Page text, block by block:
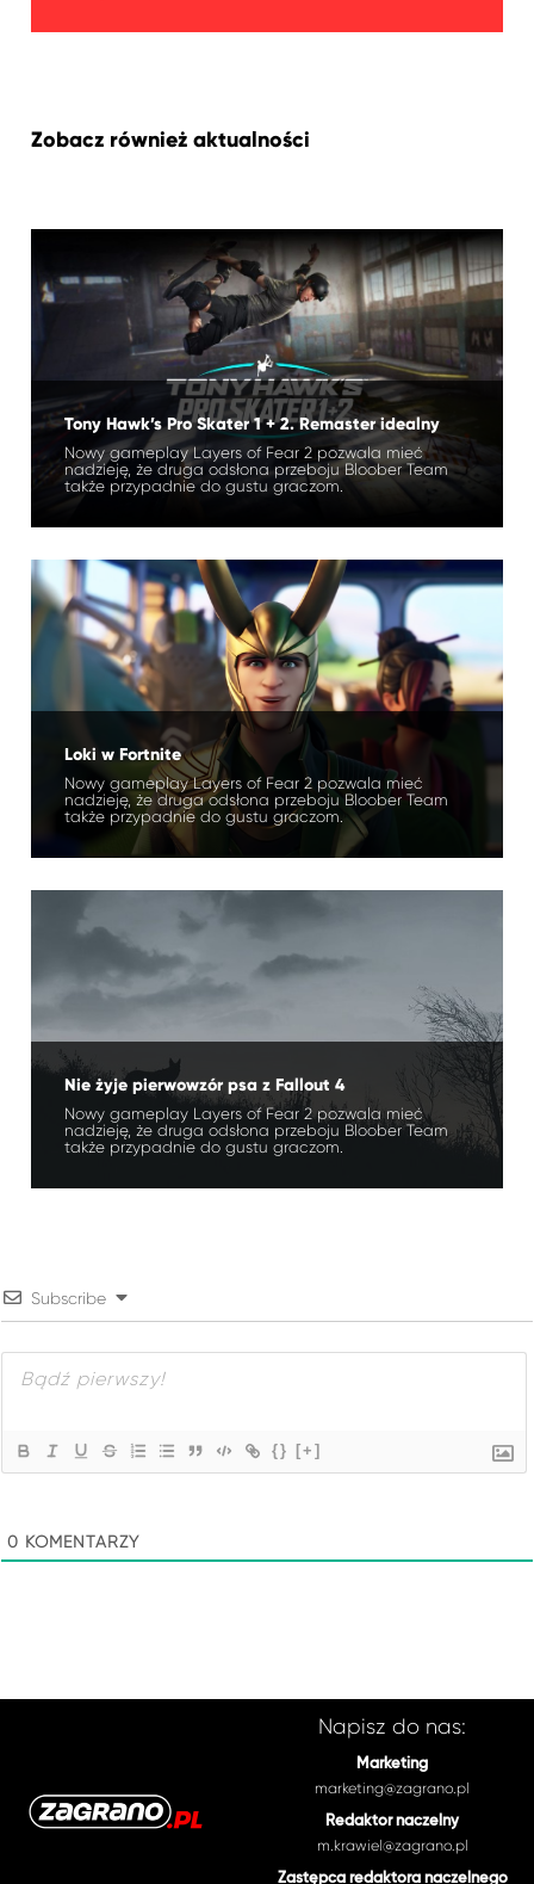
Zobacz również aktualności
Tony Hawk’s Pro Skater 1 + 2. Remaster idealny
Nowy gameplay Layers of Fear 2 pozwala mieć
nadzieję, że druga odsłona przeboju Bloober Team
także przypadnie do gustu graczom.
Loki w Fortnite
Nowy gameplay Layers of Fear 2 pozwala mieć
nadzieję, że druga odsłona przeboju Bloober Team
także przypadnie do gustu graczom.
Nie żyje pierwowzór psa z Fallout 4
Nowy gameplay Layers of Fear 2 pozwala mieć
nadzieję, że druga odsłona przeboju Bloober Team
także przypadnie do gustu graczom.
Subscribe
{} [+]
0 KOMENTARZY
Napisz do nas:
Marketing
marketing@zagrano.pl
Redaktor naczelny
m.krawiel@zagrano.pl
Zastępca redaktora naczelnego